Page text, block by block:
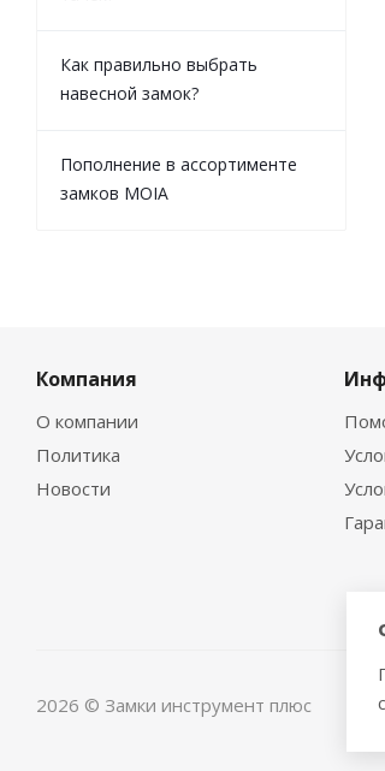
Как правильно выбрать
навесной замок?
Пополнение в ассортименте
замков MOIA
Компания
О компании
Политика
Новости
2026 © Замки инструмент плюс